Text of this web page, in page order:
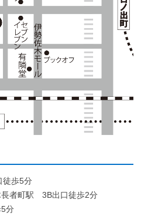
歩5分
者町駅 3B出口徒歩2分
分